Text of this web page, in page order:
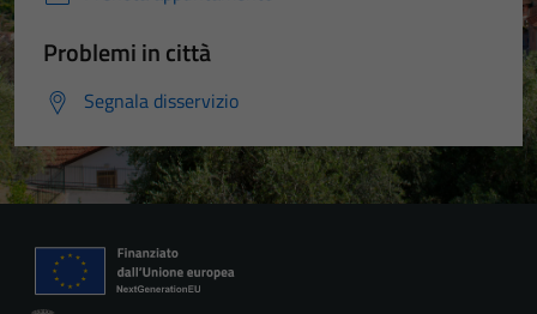
Problemi in città
Segnala disservizio